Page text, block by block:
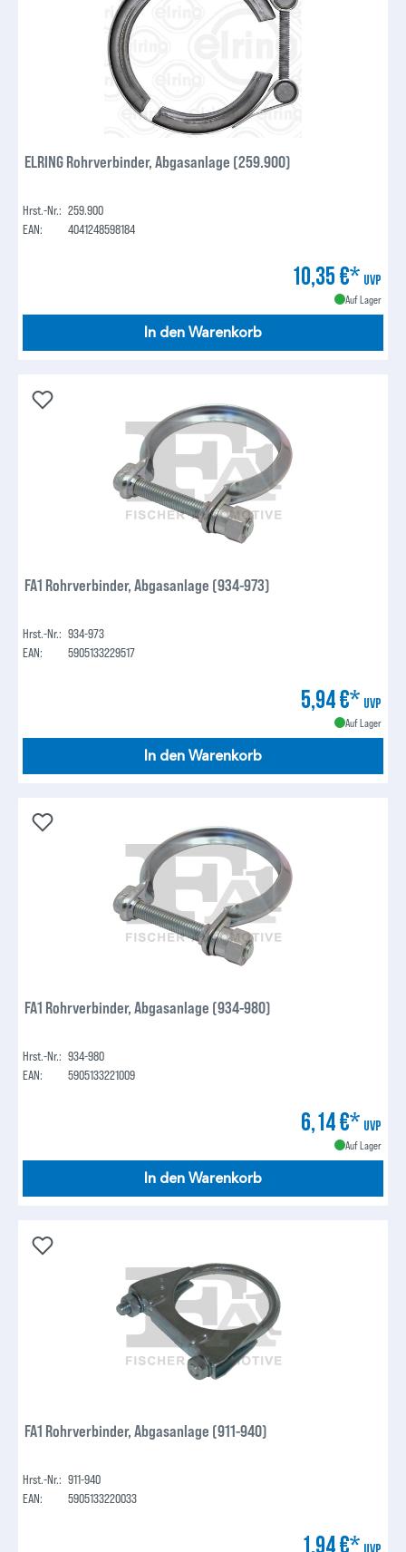
ELRING Rohrverbinder, Abgasanlage (259.900)
Hrst.-Nr.: 259.900
EAN:
4041248598184
10,35 €* UVP
Auf Lager
In den Warenkorb
FA1 Rohrverbinder, Abgasanlage (934-973)
Hrst.-Nr.: 934-973
EAN:
5905133229517
5,94 €* UVP
Auf Lager
In den Warenkorb
FA1 Rohrverbinder, Abgasanlage (934-980)
Hrst.-Nr.: 934-980
EAN:
5905133221009
6,14 €* UVP
Auf Lager
In den Warenkorb
FA1 Rohrverbinder, Abgasanlage (911-940)
Hrst.-Nr.: 911-940
EAN:
5905133220033
1,94 €* UVP